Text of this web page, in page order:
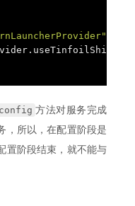
config 方法对服务完成
，所以，在配置阶段是
置阶段结束，就不能与